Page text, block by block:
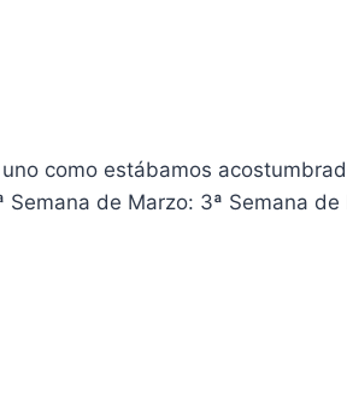
como estábamos
de Marzo: 3ª Semana